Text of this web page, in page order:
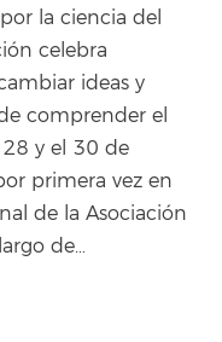
la ciencia del
celebra
ideas y
comprender el
y el 30 de
primera vez en
de la Asociación
de…